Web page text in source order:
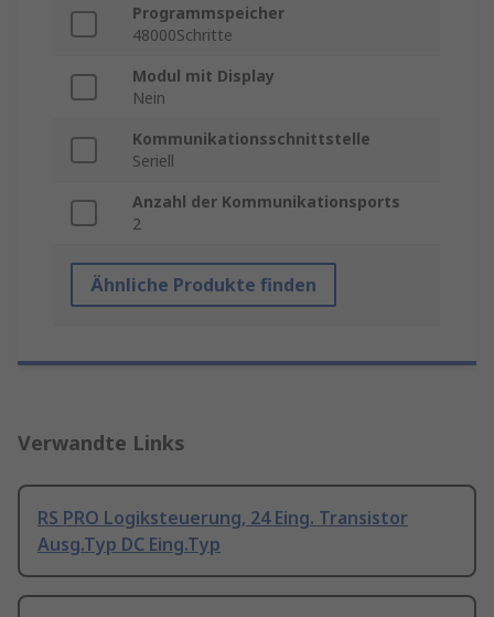
Programmspeicher
48000Schritte
Modul mit Display
Nein
Kommunikationsschnittstelle
Seriell
Anzahl der Kommunikationsports
2
Ähnliche Produkte finden
Verwandte Links
RS PRO Logiksteuerung, 24 Eing. Transistor
Ausg.Typ DC Eing.Typ